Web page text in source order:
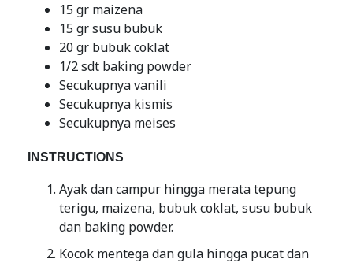
15 gr maizena
15 gr susu bubuk
20 gr bubuk coklat
1/2 sdt baking powder
Secukupnya vanili
Secukupnya kismis
Secukupnya meises
INSTRUCTIONS
Ayak dan campur hingga merata tepung
terigu, maizena, bubuk coklat, susu bubuk
dan baking powder.
Kocok mentega dan gula hingga pucat dan